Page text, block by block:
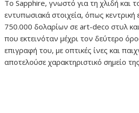
Το Sapphire, γνωστό για τη χλιδή και
εντυπωσιακά στοιχεία, όπως κεντρική
750.000 δολαρίων σε art-deco στυλ
που εκτεινόταν μέχρι τον δεύτερο
επιγραφή του, με οπτικές ίνες και
αποτελούσε χαρακτηριστικό σημείο